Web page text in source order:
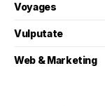
Voyages
Vulputate
Web & Marketing